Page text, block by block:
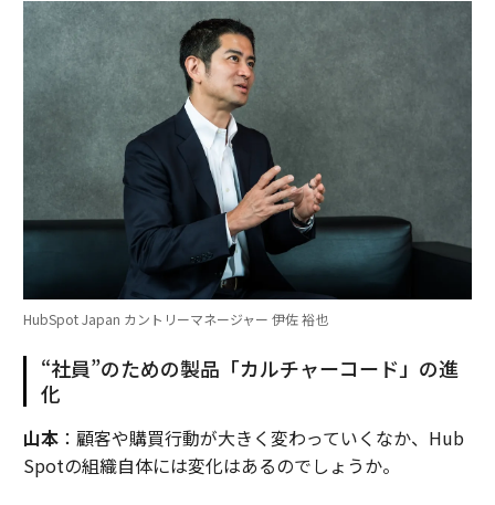
HubSpot Japan カントリーマネージャー 伊佐 裕也
“社員”のための製品「カルチャーコード」の進
化
山本：顧客や購買行動が大きく変わっていくなか、Hub
Spotの組織自体には変化はあるのでしょうか。